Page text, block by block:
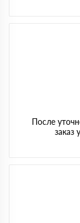
После
заказ